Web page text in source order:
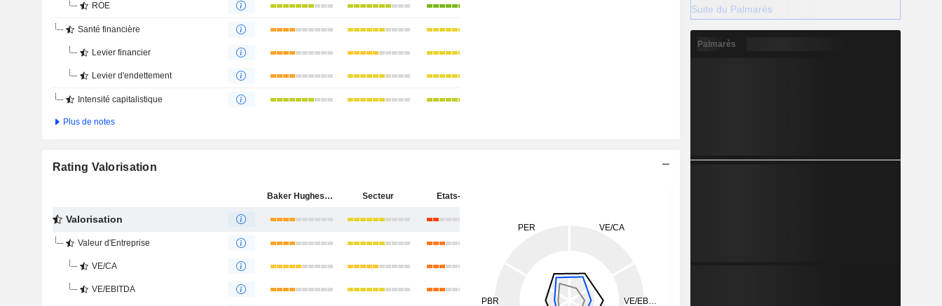
ROE
Santé financière
Levier financier
Levier d'endettement
Intensité capitalistique
Plus de notes
Rating Valorisation
Baker Hughes Company Secteur Etats-Unis
Valorisation
Valeur d'Entreprise
VE/CA
VE/EBITDA
Suite du Palmarès
Palmarès